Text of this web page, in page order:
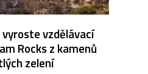
vzdělávací
Rocks z kamenů
zelení